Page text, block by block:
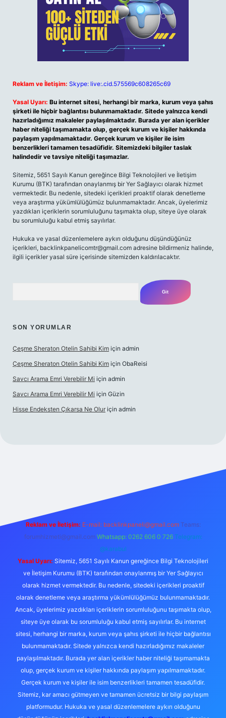
Reklam ve İletişim: Skype: live:.cid.575569c608265c69
Yasal Uyarı: Bu internet sitesi, herhangi bir marka, kurum veya şahıs
şirketi ile hiçbir bağlantısı bulunmamaktadır. Sitede yalnızca kendi
hazırladığımız makaleler paylaşılmaktadır. Burada yer alan içerikler
haber niteliği taşımamakta olup, gerçek kurum ve kişiler hakkında
paylaşım yapılmamaktadır. Gerçek kurum ve kişiler ile isim
benzerlikleri tamamen tesadüfidir. Sitemizdeki bilgiler taslak
halindedir ve tavsiye niteliği taşımazlar.
Sitemiz, 5651 Sayılı Kanun gereğince Bilgi Teknolojileri ve İletişim
Kurumu (BTK) tarafından onaylanmış bir Yer Sağlayıcı olarak hizmet
vermektedir. Bu nedenle, sitedeki içerikleri proaktif olarak denetleme
veya araştırma yükümlülüğümüz bulunmamaktadır. Ancak, üyelerimiz
yazdıkları içeriklerin sorumluluğunu taşımakta olup, siteye üye olarak
bu sorumluluğu kabul etmiş sayılırlar.
Hukuka ve yasal düzenlemelere aykırı olduğunu düşündüğünüz
içerikleri, backlinkpanelicomtr@gmail.com adresine bildirmeniz halinde,
ilgili içerikler yasal süre içerisinde sitemizden kaldırılacaktır.
SON YORUMLAR
Çeşme Sheraton Otelin Sahibi Kim için admin
Çeşme Sheraton Otelin Sahibi Kim için ObaReisi
Savcı Arama Emri Verebilir Mi için admin
Savcı Arama Emri Verebilir Mi için Güzin
Hisse Endeksten Çıkarsa Ne Olur için admin
Reklam ve İletişim: E-mail: backlinkpaneli@gmail.com Teams:
forumhizmeti@gmail.com Whatsapp: 0262 606 0 726 Telegram:
@karabul
Yasal Uyarı: Sitemiz, 5651 Sayılı Kanun gereğince Bilgi Teknolojileri
ve İletişim Kurumu (BTK) tarafından onaylanmış bir Yer Sağlayıcı
olarak hizmet vermektedir. Bu nedenle, sitedeki içerikleri proaktif
olarak denetleme veya araştırma yükümlülüğümüz bulunmamaktadır.
Ancak, üyelerimiz yazdıkları içeriklerin sorumluluğunu taşımakta olup,
siteye üye olarak bu sorumluluğu kabul etmiş sayılırlar. Bu internet
sitesi, herhangi bir marka, kurum veya şahıs şirketi ile hiçbir bağlantısı
bulunmamaktadır. Sitede yalnızca kendi hazırladığımız makaleler
paylaşılmaktadır. Burada yer alan içerikler haber niteliği taşımamakta
olup, gerçek kurum ve kişiler hakkında paylaşım yapılmamaktadır.
Gerçek kurum ve kişiler ile isim benzerlikleri tamamen tesadüfidir.
Sitemiz, kar amacı gütmeyen ve tamamen ücretsiz bir bilgi paylaşım
platformudur. Hukuka ve yasal düzenlemelere aykırı olduğunu